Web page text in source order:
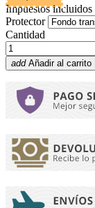
Impuestos incluidos
Protector
Cantidad
add Añadir al carrito